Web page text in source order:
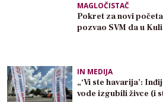
MAGLOČISTAČ
Pokret za novi
pozvao SVM da u
IN MEDIJA
„‘Vi ste havarija’:
vode izgubili živce (i